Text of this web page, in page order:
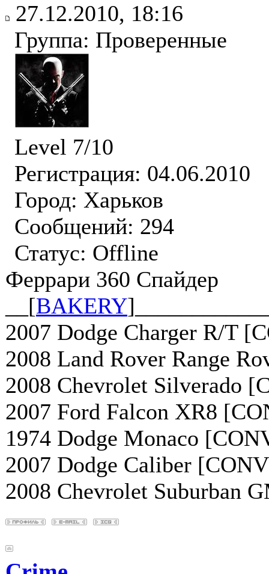
27.12.2010, 18:16
Группа: Проверенные
Level 7/10
Регистрация: 04.06.2010
Город: Харьков
Сообщений: 294
Статус: Offline
Феррари 360 Спайдер
__[BAKERY
2007 Dodge Charger R/T
2008 Land Rover Range
2008 Chevrolet Silverado
2007 Ford Falcon XR8
1974 Dodge Monaco
2007 Dodge Caliber
2008 Chevrolet Suburban